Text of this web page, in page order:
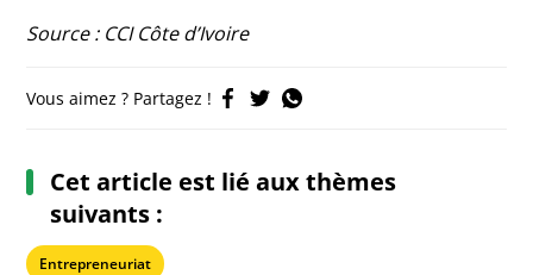
Source : CCI Côte d’Ivoire
Vous aimez ? Partagez !
Cet article est lié aux thèmes
suivants :
Entrepreneuriat